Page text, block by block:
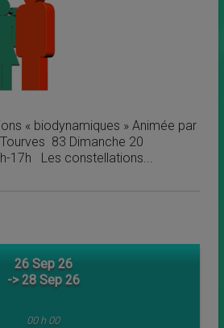
« biodynamiques » Animée par
83 Dimanche 20
17h Les constellations...
26 Sep 26
-> 28 Sep 26
00 h 00